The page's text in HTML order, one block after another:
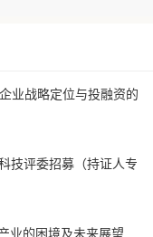
业战略定位与投融资的
技评委招募（持证人专
业的困境及未来展望